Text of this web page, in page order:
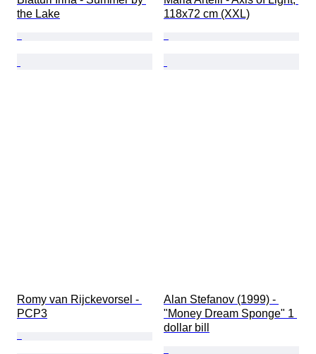
the Lake
118х72 cm (XXL)
Romy van Rijckevorsel -
PCP3
Alan Stefanov (1999) -
"Money Dream Sponge" 1
dollar bill